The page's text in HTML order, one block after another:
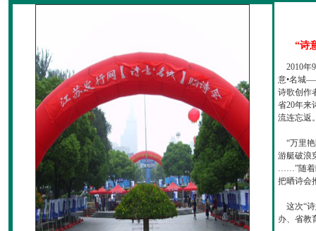
“诗
2010年
意•名城
诗歌创作
省20年来
流连忘返
“万里艳
游艇破浪
……”随着
把晒诗会
这次“诗
办、省教